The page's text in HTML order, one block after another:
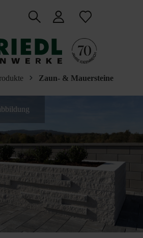
Zaun- & Mauersteine